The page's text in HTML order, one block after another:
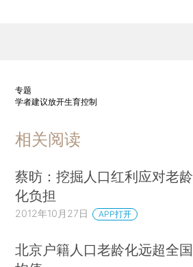
专题
学者建议放开生育控制
相关阅读
蔡昉：挖掘人口红利应对老龄
化负担
2012年10月27日 APP打开
北京户籍人口老龄化远超全国